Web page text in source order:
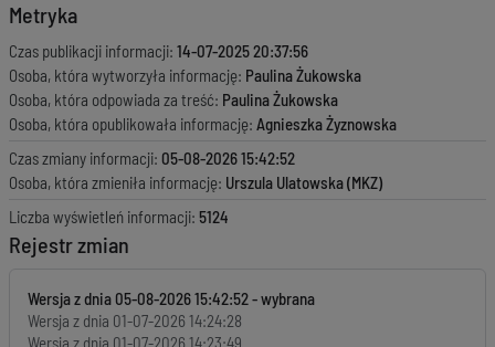
Metryka
Czas publikacji informacji: 14-07-2025 20:37:56
Osoba, która wytworzyła informację: Paulina Żukowska
Osoba, która odpowiada za treść: Paulina Żukowska
Osoba, która opublikowała informację: Agnieszka Żyznowska
Czas zmiany informacji: 05-08-2026 15:42:52
Osoba, która zmieniła informację: Urszula Ulatowska (MKZ)
Liczba wyświetleń informacji: 5124
Rejestr zmian
Wersja z dnia 05-08-2026 15:42:52
Wersja z dnia 01-07-2026 14:24:28
Wersja z dnia 01-07-2026 14:23:49